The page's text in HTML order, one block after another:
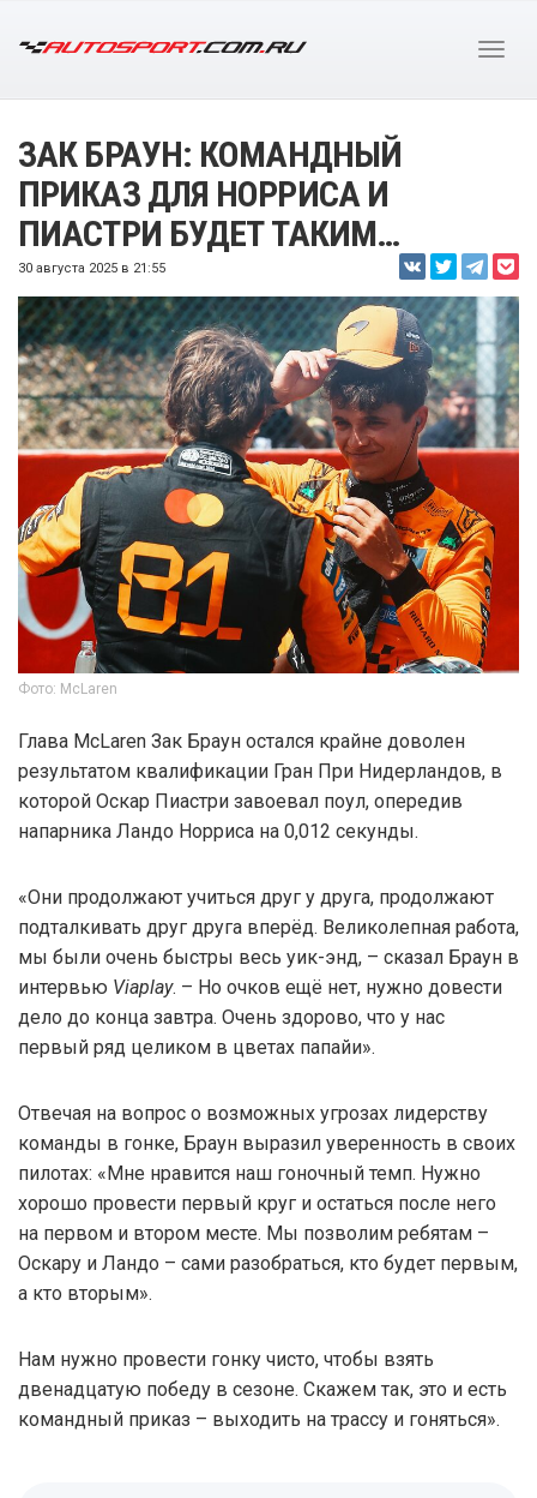
ЗАК БРАУН: КОМАНДНЫЙ
ПРИКАЗ ДЛЯ НОРРИСА И
ПИАСТРИ БУДЕТ ТАКИМ…
30 августа 2025 в 21:55
Фото: McLaren
Глава McLaren Зак Браун остался крайне доволен
результатом квалификации Гран При Нидерландов, в
которой Оскар Пиастри завоевал поул, опередив
напарника Ландо Норриса на 0,012 секунды.
«Они продолжают учиться друг у друга, продолжают
подталкивать друг друга вперёд. Великолепная работа,
мы были очень быстры весь уик-энд, – сказал Браун в
интервью Viaplay. – Но очков ещё нет, нужно довести
дело до конца завтра. Очень здорово, что у нас
первый ряд целиком в цветах папайи».
Отвечая на вопрос о возможных угрозах лидерству
команды в гонке, Браун выразил уверенность в своих
пилотах: «Мне нравится наш гоночный темп. Нужно
хорошо провести первый круг и остаться после него
на первом и втором месте. Мы позволим ребятам –
Оскару и Ландо – сами разобраться, кто будет первым,
а кто вторым».
Нам нужно провести гонку чисто, чтобы взять
двенадцатую победу в сезоне. Скажем так, это и есть
командный приказ – выходить на трассу и гоняться».